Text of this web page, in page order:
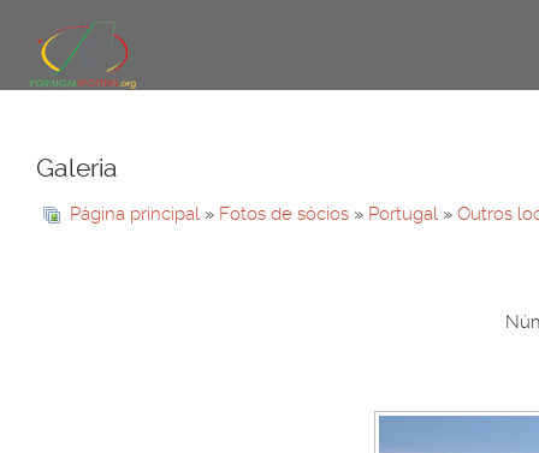
Galeria
Página principal » Fotos de sócios » Portugal » Outros